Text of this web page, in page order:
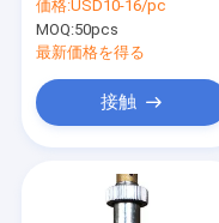
プロダクト
価格:USD10-16/pc
MOQ:50pcs
最新価格を得る
接触